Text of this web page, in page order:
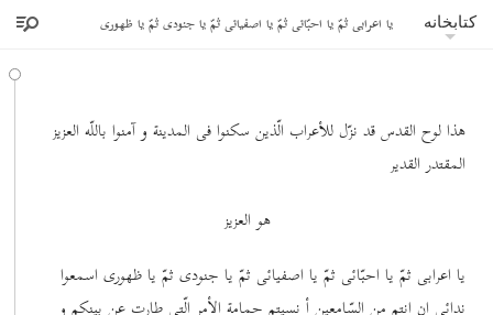
کتابخانه یا اعرابی ثمّ یا احبّائی ثمّ یا اصفیائی ثمّ یا جنودی ثمّ یا ظهوری
هذا لوح القدس قد نزّل للأعراب الّذین سکنوا فی المدینة و آمنوا باللّه العزیز
المقتدر القدیر
هو العزیز
یا اعرابی ثمّ یا احبّائی ثمّ یا اصفیائی ثمّ یا جنودی ثمّ یا ظهوری اسمعوا